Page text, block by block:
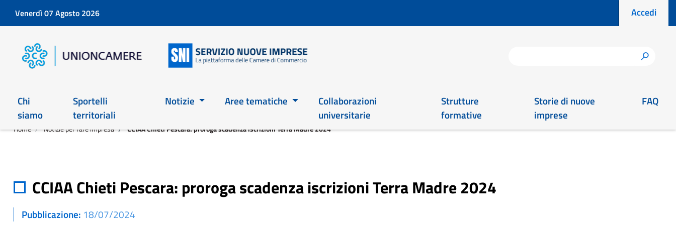
Venerdì 07 Agosto 2026 Menu
Accedi
h
Main 2026
Chi
siamo
Sportelli
territoriali
Notizie Aree tematiche
Collaborazioni
universitarie
Strutture
formative
Storie di nuove
imprese
FAQ
Home Notizie per fare impresa CCIAA Chieti Pescara: proroga scadenza iscrizioni Terra Madre 2024
CCIAA Chieti Pescara: proroga scadenza iscrizioni Terra Madre 2024
Pubblicazione 18/07/2024